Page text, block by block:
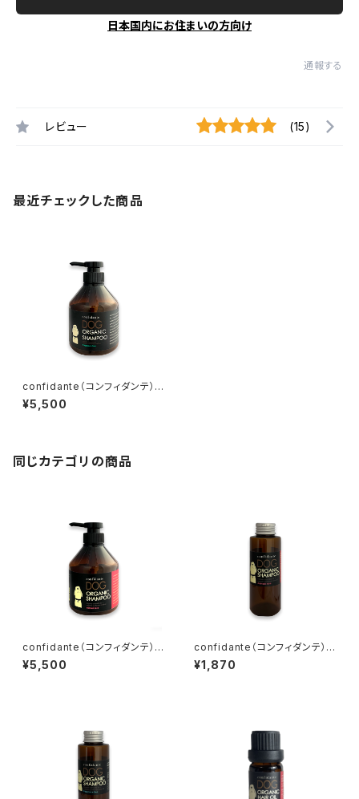
日本国内にお住まいの方向け
通報する
レビュー (15)
最近チェックした商品
confidante（コンフィダンテ）ド
ッグオーガニックシャンプー
無香料
¥5,500
同じカテゴリの商品
confidante（コンフィダンテ）ド
ッグオーガニックシャンプー ダ
マスクローズ
¥5,500
confidante（コンフィダンテ）ド
ッグオーガニックシャンプー ミ
ニ ダマスクローズ
¥1,870